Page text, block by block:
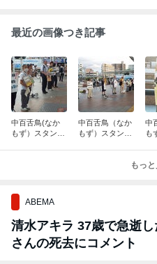
最近の画像つき記事
中百舌鳥(なか
もず）スタンデ
中百舌鳥（なか
もず）スタンデ
中
も
止
もっ
ABEMA
清水アキラ 37歳で急逝
さんの死去にコメント